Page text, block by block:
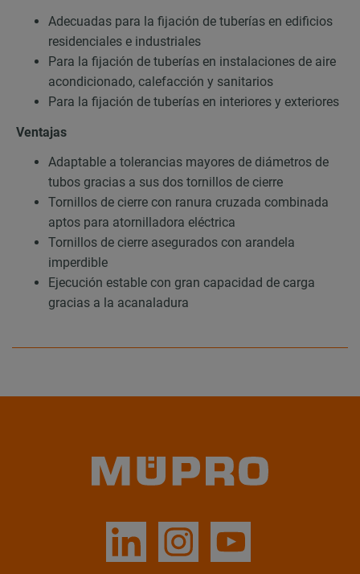
Adecuadas para la fijación de tuberías en edificios
residenciales e industriales
Para la fijación de tuberías en instalaciones de aire
acondicionado, calefacción y sanitarios
Para la fijación de tuberías en interiores y exteriores
Ventajas
Adaptable a tolerancias mayores de diámetros de
tubos gracias a sus dos tornillos de cierre
Tornillos de cierre con ranura cruzada combinada
aptos para atornilladora eléctrica
Tornillos de cierre asegurados con arandela
imperdible
Ejecución estable con gran capacidad de carga
gracias a la acanaladura